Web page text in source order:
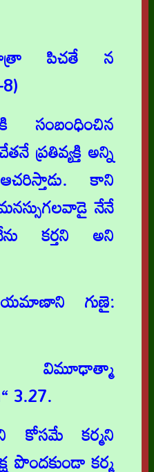
పిచతే న
సంబంధించిన
ప్రతివ్యక్తి అన్ని
కాని
నేనే
కర్తని అని
గుణై:
విమూఢాత్మా
3.27.
కోసమే కర్మని
పొందకుండా కర్మ